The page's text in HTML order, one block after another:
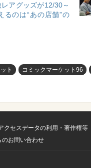
アグッズが12/30～
るのは“あの店舗”の
ト コミックマーケット96
クセスデータの利用・著作権等
のお問い合わせ